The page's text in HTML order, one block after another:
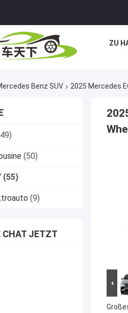
ZU
Benz SUV 2025 Mercedes
(50)
(55)
(9)
CHAT JETZT